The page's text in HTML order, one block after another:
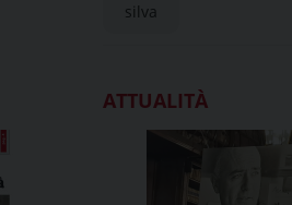
silva
ATTUALITÀ